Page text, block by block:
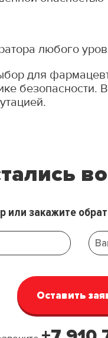
любого
для
или закажите